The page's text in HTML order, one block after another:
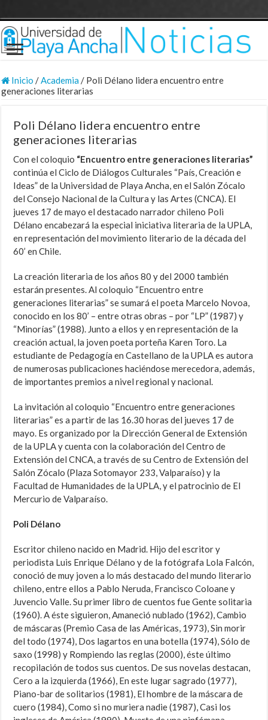
Inicio /Academia/ Poli Délano lidera encuentro entre
generaciones literarias
Poli Délano lidera encuentro entre
generaciones literarias
Con el coloquio “Encuentro entre generaciones literarias”
continúa el Ciclo de Diálogos Culturales “País, Creación e
Ideas” de la Universidad de Playa Ancha, en el Salón Zócalo
del Consejo Nacional de la Cultura y las Artes (CNCA). El
jueves 17 de mayo el destacado narrador chileno Poli
Délano encabezará la especial iniciativa literaria de la UPLA,
en representación del movimiento literario de la década del
60’ en Chile.
La creación literaria de los años 80 y del 2000 también
estarán presentes. Al coloquio “Encuentro entre
generaciones literarias” se sumará el poeta Marcelo Novoa,
conocido en los 80’ – entre otras obras – por “LP” (1987) y
“Minorías” (1988). Junto a ellos y en representación de la
creación actual, la joven poeta porteña Karen Toro. La
estudiante de Pedagogía en Castellano de la UPLA es autora
de numerosas publicaciones haciéndose merecedora, además,
de importantes premios a nivel regional y nacional.
La invitación al coloquio “Encuentro entre generaciones
literarias” es a partir de las 16.30 horas del jueves 17 de
mayo. Es organizado por la Dirección General de Extensión
de la UPLA y cuenta con la colaboración del Centro de
Extensión del CNCA, a través de su Centro de Extensión del
Salón Zócalo (Plaza Sotomayor 233, Valparaíso) y la
Facultad de Humanidades de la UPLA, y el patrocinio de El
Mercurio de Valparaíso.
Poli Délano
Escritor chileno nacido en Madrid. Hijo del escritor y
periodista Luis Enrique Délano y de la fotógrafa Lola Falcón,
conoció de muy joven a lo más destacado del mundo literario
chileno, entre ellos a Pablo Neruda, Francisco Coloane y
Juvencio Valle. Su primer libro de cuentos fue Gente solitaria
(1960). A éste siguieron, Amaneció nublado (1962), Cambio
de máscaras (Premio Casa de las Américas, 1973), Sin morir
del todo (1974), Dos lagartos en una botella (1974), Sólo de
saxo (1998) y Rompiendo las reglas (2000), éste último
recopilación de todos sus cuentos. De sus novelas destacan,
Cero a la izquierda (1966), En este lugar sagrado (1977),
Piano-bar de solitarios (1981), El hombre de la máscara de
cuero (1984), Como si no muriera nadie (1987), Casi los